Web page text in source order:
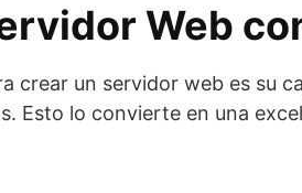
Web
crear un servidor web es su
Esto lo convierte en una